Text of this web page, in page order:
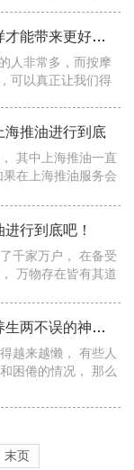
上海按摩SPA会所怎样才能带来更好的体验
人非常多，而按摩
可以真正让我们得
海推油进行到底
其中上海推油一直
在上海推油服务会
行到底吧！
千家万户， 在备受
万物存在皆有其道
上海推油是一种休闲养生两不误的神奇项目
越来越懒， 有些人
困倦的情况， 那么
分人感到疲劳的
末页